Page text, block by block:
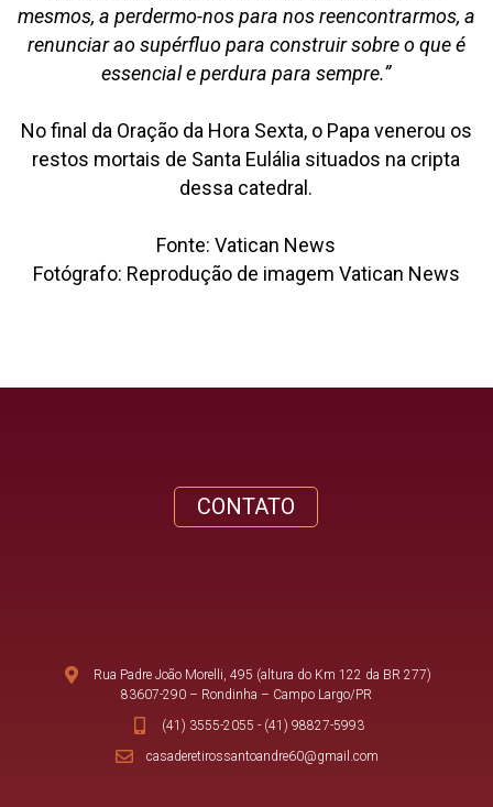
mesmos, a perdermo-nos para nos reencontrarmos, a
renunciar ao supérfluo para construir sobre o que é
essencial e perdura para sempre.”
No final da Oração da Hora Sexta, o Papa venerou os
restos mortais de Santa Eulália situados na cripta
dessa catedral.
Fonte: Vatican News
Fotógrafo: Reprodução de imagem Vatican News
CONTATO
Rua Padre João Morelli, 495 (altura do Km 122 da BR 277)
83607-290 – Rondinha – Campo Largo/PR
(41) 3555-2055 - (41) 98827-5993
casaderetirossantoandre60@gmail.com